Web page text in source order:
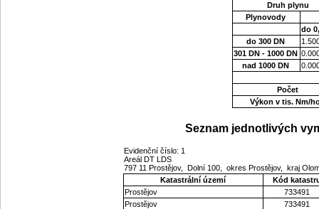
Druh plynu
Plynovody
do
do 300 DN
301 DN - 1000 DN
nad 1000 DN
Počet
Výkon v tis. Nm/
Seznam jednotlivých
Evidenční číslo: 1
Areál DT LDS
797 11 Prostějov, Dolní 100, okres Prostějov, kraj
Katastrální území
Kód
Prostějov
733491
Prostějov
733491